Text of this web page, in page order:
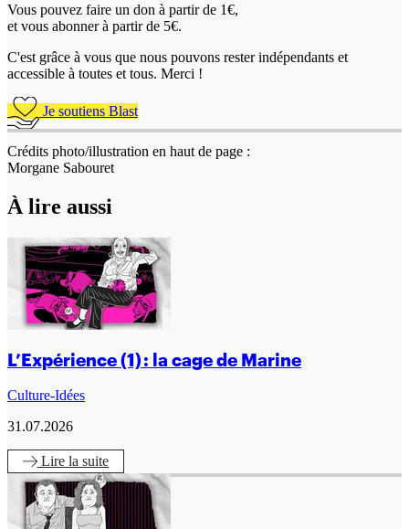
Vous pouvez faire un don à partir de 1€,
et vous abonner à partir de 5€.
C'est grâce à vous que nous pouvons rester indépendants et
accessible à toutes et tous. Merci !
Je soutiens Blast
Crédits photo/illustration en haut de page :
Morgane Sabouret
À lire aussi
L’Expérience (1) : la cage de Marine
Culture-Idées
31.07.2026
Lire la suite